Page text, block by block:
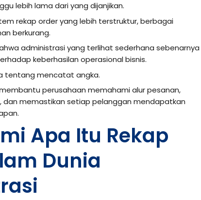
lebih lama dari yang dijanjikan.
rekap order yang lebih terstruktur, berbagai
berkurang.
administrasi yang terlihat sederhana sebenarnya
keberhasilan operasional bisnis.
tentang mencatat angka.
perusahaan memahami alur pesanan,
dan memastikan setiap pelanggan mendapatkan
Apa Itu Rekap
Dunia